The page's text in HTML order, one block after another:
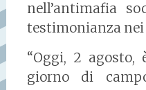
nell’antimafia
testimonianza
“Oggi, 2
giorno di